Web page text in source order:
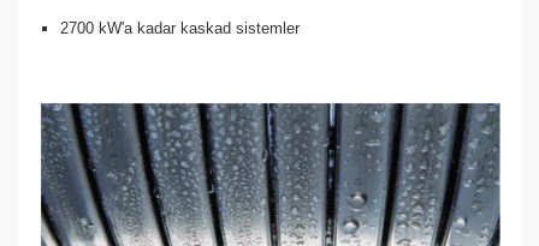
2700 kW'a kadar kaskad sistemler